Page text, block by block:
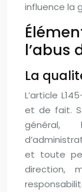
influence la
l’abus
La
L’article
et de fait.
général,
et toute
direction,